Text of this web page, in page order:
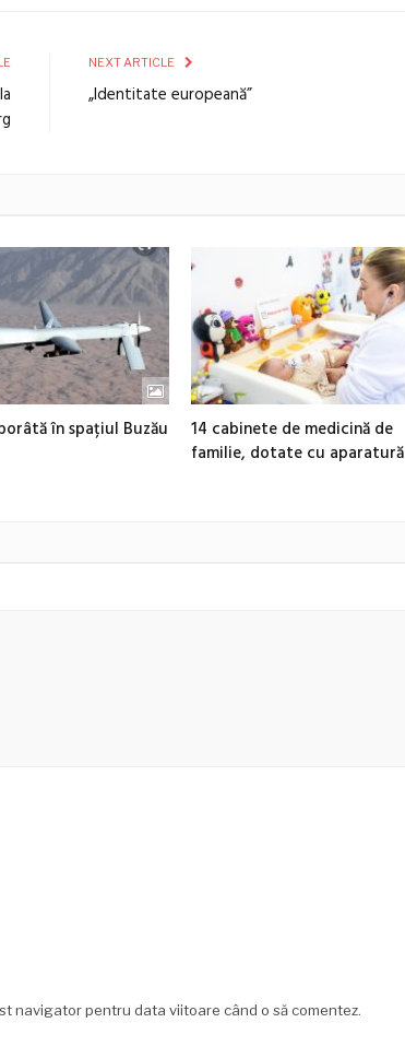
NEXT ARTICLE
„Identitate europeană”
în spațiul Buzău
14 cabinete de medicină de
familie, dotate cu aparatură
navigator pentru data viitoare când o să comentez.